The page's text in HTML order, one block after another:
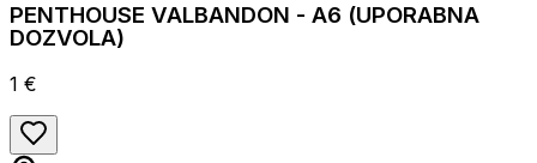
PENTHOUSE VALBANDON - A6 (UPORABNA
DOZVOLA)
1 €